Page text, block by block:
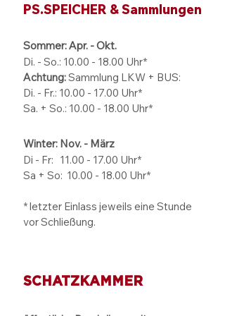
PS.SPEICHER & Sammlungen
Sommer: Apr. - Okt.
Di. - So.: 10.00 - 18.00 Uhr*
Achtung:Sammlung LKW + BUS:
Di. - Fr.: 10.00 - 17.00 Uhr*
Sa. + So.: 10.00 - 18.00 Uhr*
Winter: Nov. - März
Di - Fr: 11.00 - 17.00 Uhr*
Sa + So: 10.00 - 18.00 Uhr*
* letzter Einlass jeweils eine Stunde
vor Schließung.
SCHATZKAMMER